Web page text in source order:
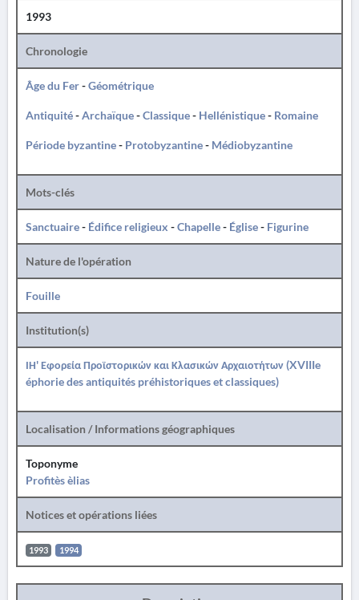
1993
Chronologie
Âge du Fer-Géométrique
Antiquité-Archaïque-Classique- Hellénistique- Romaine
Période byzantine- Protobyzantine- Médiobyzantine
Mots-clés
Sanctuaire- Édifice religieux -Chapelle- Église- Figurine
Nature de l'opération
Fouille
Institution(s)
ΙΗ' Εφορεία Προϊστορικών και Κλασικών Αρχαιοτήτων (XVIIIe
éphorie des antiquités préhistoriques et classiques)
Localisation / Informations géographiques
Toponyme
Profitès èlias
Notices et opérations liées
1993 1994